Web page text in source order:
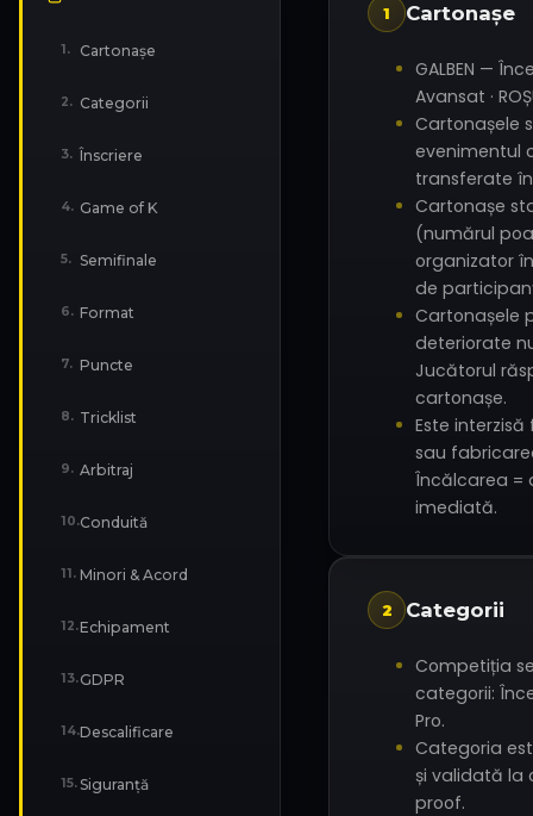
1. Cartonașe
2. Categorii
3. Înscriere
4. Game of K
5. Semifinale
6. Format
7. Puncte
8. Tricklist
9. Arbitraj
10.Conduită
11. Minori & Acord
12.Echipament
13.GDPR
14.Descalificare
15.Siguranță
1 Cartonașe
GALBEN —
Avansat ·
Cartonașele
evenimentul
transferate
Cartonașe
(numărul
organizator
de
Cartonașele
deteriorate
Jucătorul
cartonașe.
Este
sau
Încălcarea =
imediată.
2 Categorii
Competiția
categorii:
Pro.
Categoria
și validată la
proof.